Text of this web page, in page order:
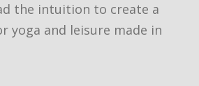
the intuition to create a
yoga and leisure made in